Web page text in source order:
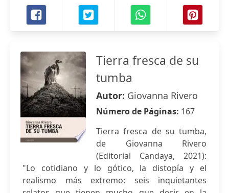
Tierra fresca de su
tumba
Autor: Giovanna Rivero
Número de Páginas: 167
Tierra fresca de su tumba,
de Giovanna Rivero
(Editorial Candaya, 2021):
"Lo cotidiano y lo gótico, la distopía y el
realismo más extremo: seis inquietantes